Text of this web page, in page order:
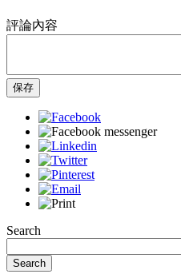
評論內容
保存
Search
Search